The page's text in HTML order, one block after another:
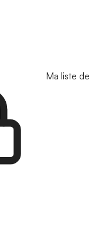
Ma liste de